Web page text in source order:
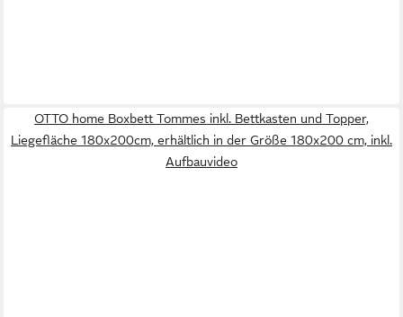
OTTO home Boxbett Tommes inkl. Bettkasten und Topper,
Liegefläche 180x200cm, erhältlich in der Größe 180x200 cm, inkl.
Aufbauvideo